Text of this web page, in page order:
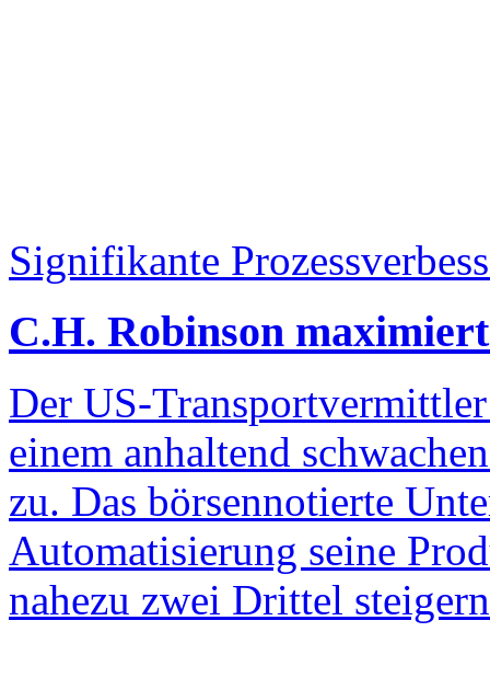
Signifikante
C.H. Robinson
Der US-
einem anhaltend
zu. Das börsennotierte
Automatisierung seine
nahezu zwei Drittel